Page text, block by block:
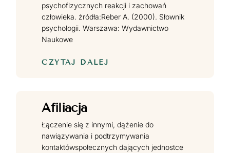
psychofizycznych reakcji i zachowań
człowieka. źródła:Reber A. (2000). Słownik
psychologii. Warszawa: Wydawnictwo
Naukowe
CZYTAJ DALEJ
Afiliacja
Łączenie się z innymi, dążenie do
nawiązywania i podtrzymywania
kontaktówspołecznych dających jednostce